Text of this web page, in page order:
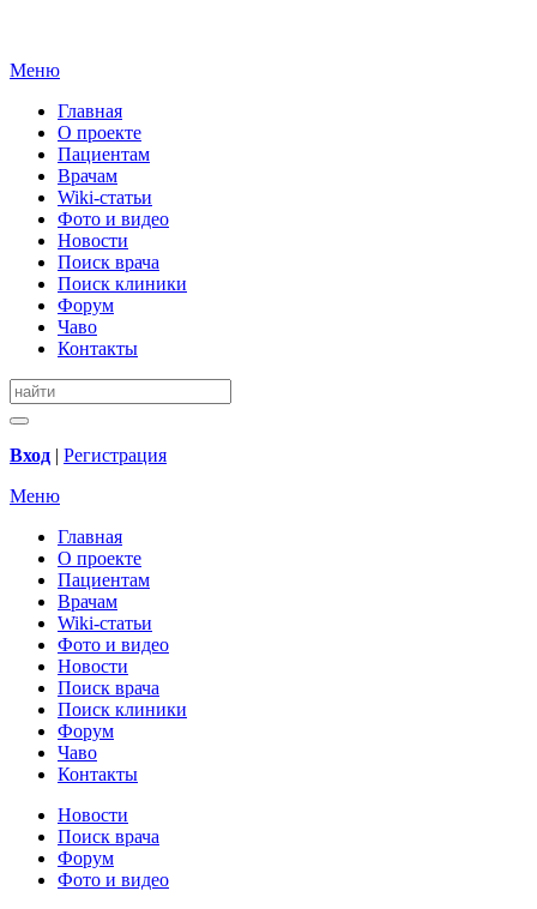
Меню
Главная
О проекте
Пациентам
Врачам
Wiki-статьи
Фото и видео
Новости
Поиск врача
Поиск клиники
Форум
Чаво
Контакты
Вход | Регистрация
Меню
Главная
О проекте
Пациентам
Врачам
Wiki-статьи
Фото и видео
Новости
Поиск врача
Поиск клиники
Форум
Чаво
Контакты
Новости
Поиск врача
Форум
Фото и видео